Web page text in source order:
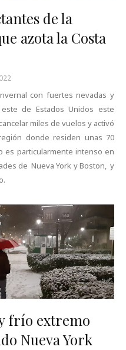
de la
azota la Costa
con fuertes nevadas y
de Estados Unidos este
miles de vuelos y activó
donde residen unas 70
es particularmente intenso en
de Nueva York y Boston, y
frío extremo
Nueva York